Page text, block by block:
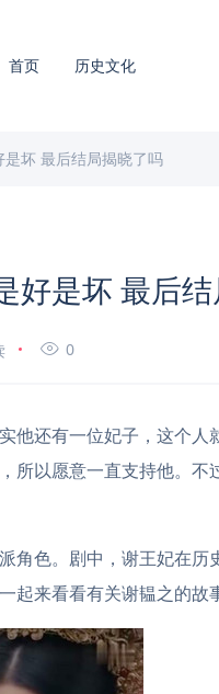
首页 历史文化
是坏 最后结局揭晓了吗
好是坏 最后
0
他还有一位妃子，这个人
所以愿意一直支持他。
角色。剧中，谢王妃在
来看看有关谢韫之的故